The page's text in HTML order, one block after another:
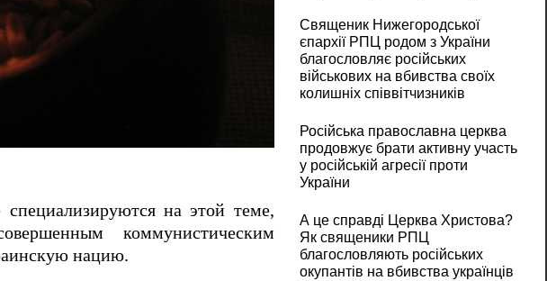
специализируются на этой теме,
коммунистическим
нацию.
Священик Нижегородської
єпархії РПЦ родом з України
благословляє російських
військових на вбивства своїх
колишніх співвітчизників
Російська православна церква
продовжує брати активну участь
у російській агресії проти
України
А це справді Церква Христова?
Як священики РПЦ
благословляють російських
окупантів на вбивства українців